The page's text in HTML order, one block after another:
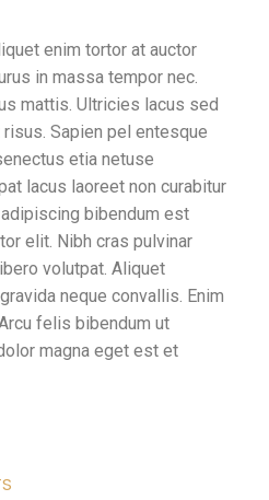
enim tortor at auctor
in massa tempor nec.
mattis. Ultricies lacus sed
Sapien pel entesque
etia netuse
lacus laoreet non curabitur
bibendum est
elit. Nibh cras pulvinar
volutpat. Aliquet
neque convallis. Enim
felis bibendum ut
magna eget est et